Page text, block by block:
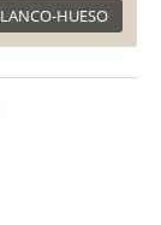
HUESO